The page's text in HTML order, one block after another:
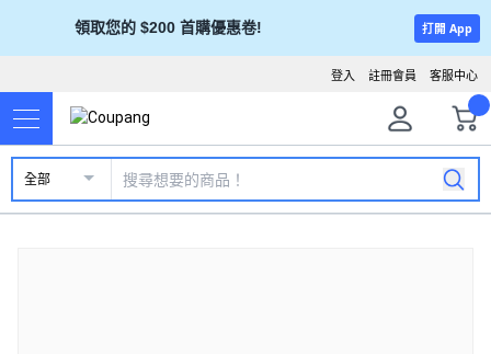
領取您的 $200 首購優惠卷! 打開 App
客服中心
註冊會員
登入
全部